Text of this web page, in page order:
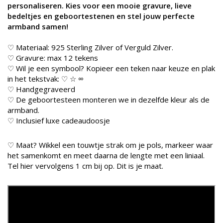
x 5 mm) (+€9,00)
9. Witte parel
met hartje aan 1
10. Mini open
vlinder (6 x 7
mm) (+€7,00)
11. Engel met
hartje (10 x 12
12. Kruisje met
mm) (+€11,00)
13. Mini open
kruisje (6 x 4
personaliseren. Kies voor een mooie gravure, lieve
bedeltjes en geboortestenen en stel jouw perfecte
armband samen!
♡ Materiaal: 925 Sterling Zilver of Verguld Zilver.
♡ Gravure: max 12 tekens
♡ Wil je een symbool? Kopieer een teken naar keuze en plak
in het tekstvak: ♡ ☆ ∞
♡ Handgegraveerd
♡ De geboortesteen monteren we in dezelfde kleur als de
armband.
♡ Inclusief luxe cadeaudoosje
♡ Maat? Wikkel een touwtje strak om je pols, markeer waar
het samenkomt en meet daarna de lengte met een liniaal.
Tel hier vervolgens 1 cm bij op. Dit is je maat.